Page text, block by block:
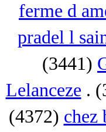
ferme d
pradel l
(3441)
Lelanceze .
(4372) chez